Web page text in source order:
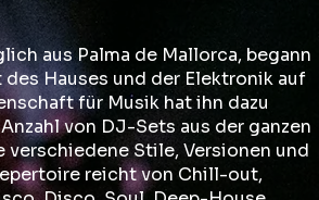
aus Palma de Mallorca, begann
Hauses und der Elektronik auf
für Musik hat ihn dazu
von DJ-Sets aus der ganzen
Stile, Versionen und
reicht von Chill-out,